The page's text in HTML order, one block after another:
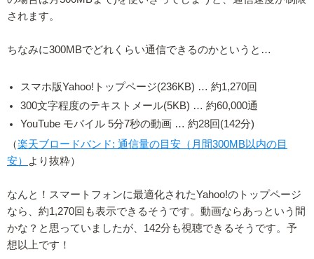
されます。
ちなみに300MBでどれくらい通信できるのかというと…
スマホ版Yahoo!トップページ(236KB) … 約1,270回
300文字程度のテキストメール(5KB) … 約60,000通
YouTube モバイル 5分7秒の動画 … 約28回(142分)
（楽天ブロードバンド: 通信量の目安（月間300MB以内の目
安）
より抜粋）
なんと！スマートフォンに最適化されたYahoo!のトップページ
なら、約1,270回も表示できるそうです。動画ならあっという間
かな？と思っていましたが、142分も視聴できるそうです。予
想以上です！